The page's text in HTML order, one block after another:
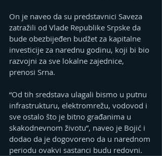
On je naveo da su predstavnici Saveza
zatražili od Vlade Republike Srpske da
bude obezbijeđen budžet za kapitalne
investicije za narednu godinu, koji bi bio
razvojni za sve lokalne zajednice,
prenosi Srna.
“Od tih sredstava ulagali bismo u putnu
infrastrukturu, elektromrežu, vodovod i
sve ostalo što je bitno građanima u
skakodnevnom životu”, naveo je Bojić i
dodao da je dogovoreno da u narednom
periodu ovakvi sastanci budu redovni.